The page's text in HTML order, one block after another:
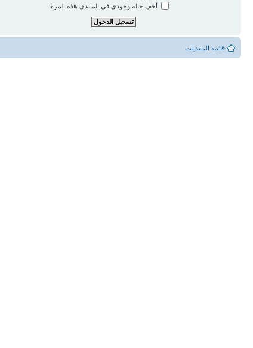
أخفِ حالة وجودي في المنتدى هذه المرة
قائمة المنتديات